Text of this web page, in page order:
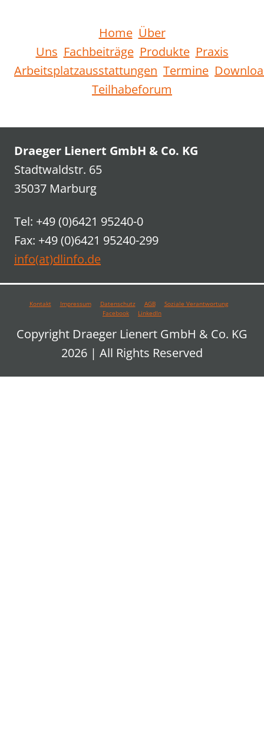
Home Über
Uns Fachbeiträge Produkte Praxis
Arbeitsplatzausstattungen Termine
Teilhabeforum
Draeger Lienert GmbH & Co. KG
Stadtwaldstr. 65
35037 Marburg
Tel: +49 (0)6421 95240-0
Fax: +49 (0)6421 95240-299
info(at)dlinfo.de
Kontakt Impressum Datenschutz AGB
Soziale Verantwortung
Facebook
LinkedIn
Copyright Draeger Lienert GmbH & Co. KG
2026 | All Rights Reserved